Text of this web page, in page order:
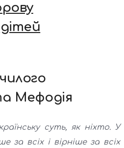
Мефодія
суть, як ніхто. У
за всіх і вірніше за всіх